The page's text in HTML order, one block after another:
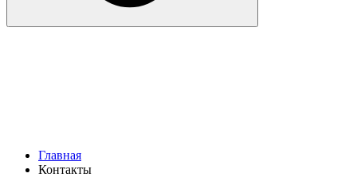
Главная
Контакты